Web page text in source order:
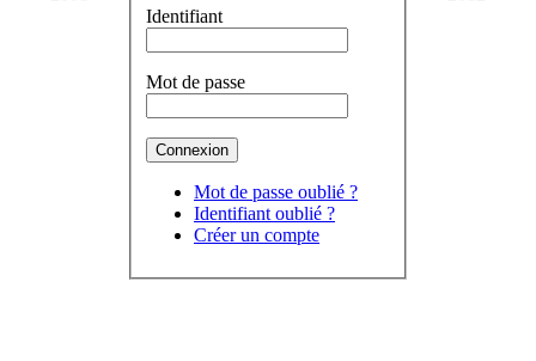
Identifiant
Mot de passe
Mot de passe oublié ?
Identifiant oublié ?
Créer un compte